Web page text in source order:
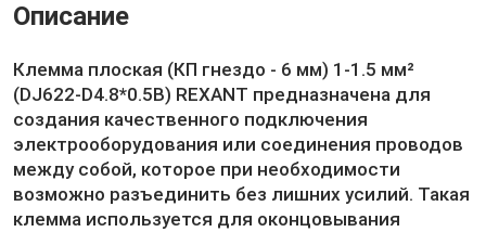
Описание
Клемма плоская (КП гнездо - 6 мм) 1-1.5 мм²
(DJ622-D4.8*0.5B) REXANT предназначена для
создания качественного подключения
электрооборудования или соединения проводов
между собой, которое при необходимости
возможно разъединить без лишних усилий. Такая
клемма используется для оконцовывания